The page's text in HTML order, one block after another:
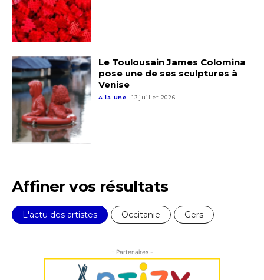
* Champ obligatoire
Statut / Organisation
J'accepte lestermes et conditions
* Champ obligatoire
Le Toulousain James Colomina
pose une de ses sculptures à
Venise
A la une 13 juillet 2026
Affiner vos résultats
L'actu des artistes Occitanie Gers
- Partenaires -